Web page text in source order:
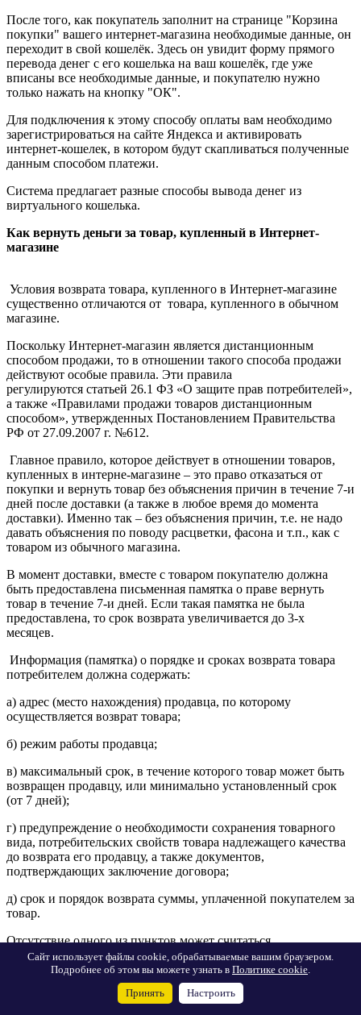
После того, как покупатель заполнит на странице "Корзина
покупки" вашего интернет-магазина необходимые данные, он
переходит в свой кошелёк. Здесь он увидит форму прямого
перевода денег с его кошелька на ваш кошелёк, где уже
вписаны все необходимые данные, и покупателю нужно
только нажать на кнопку "ОК".
Для подключения к этому способу оплаты вам необходимо
зарегистрироваться на сайте Яндекса и активировать
интернет-кошелек, в котором будут скапливаться полученные
данным способом платежи.
Система предлагает разные способы вывода денег из
виртуального кошелька.
Как вернуть деньги за товар, купленный в Интернет-
магазине
Условия возврата товара, купленного в Интернет-магазине
существенно отличаются от товара, купленного в обычном
магазине.
Поскольку Интернет-магазин является дистанционным
способом продажи, то в отношении такого способа продажи
действуют особые правила. Эти правила
регулируются статьей 26.1 ФЗ «О защите прав потребителей»,
а также «Правилами продажи товаров дистанционным
способом», утвержденных Постановлением Правительства
РФ от 27.09.2007 г. №612.
Главное правило, которое действует в отношении товаров,
купленных в интерне-магазине – это право отказаться от
покупки и вернуть товар без объяснения причин в течение 7-и
дней после доставки (а также в любое время до момента
доставки). Именно так – без объяснения причин, т.е. не надо
давать объяснения по поводу расцветки, фасона и т.п., как с
товаром из обычного магазина.
В момент доставки, вместе с товаром покупателю должна
быть предоставлена письменная памятка о праве вернуть
товар в течение 7-и дней. Если такая памятка не была
предоставлена, то срок возврата увеличивается до 3-х
месяцев.
Информация (памятка) о порядке и сроках возврата товара
потребителем должна содержать:
а) адрес (место нахождения) продавца, по которому
осуществляется возврат товара;
б) режим работы продавца;
в) максимальный срок, в течение которого товар может быть
возвращен продавцу, или минимально установленный срок
(от 7 дней);
г) предупреждение о необходимости сохранения товарного
вида, потребительских свойств товара надлежащего качества
до возврата его продавцу, а также документов,
подтверждающих заключение договора;
д) срок и порядок возврата суммы, уплаченной покупателем за
товар.
Отсутствие одного из пунктов может считаться
непредоставлением покупателю информации о порядке и
сроках возврата товара.
При покупке в Интернет-магазине, в течение 7-и дней после
Сайт использует файлы cookie, обрабатываемые вашим браузером.
Подробнее об этом вы можете узнать в Политике cookie.
Принять Настроить